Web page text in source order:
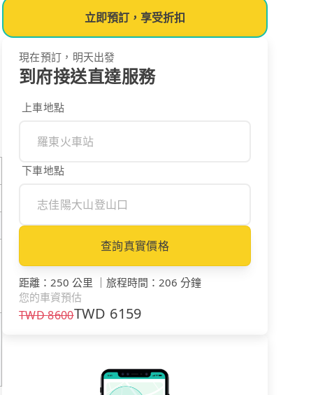
立即預訂，享受折扣
現在預訂，明天出發
到府接送直達服務
上車地點
下車地點
查詢真實價格
距離 ： 250 公里 ｜ 旅程時間 ： 206 分鐘
您的車資預估
TWD8600TWD 6159